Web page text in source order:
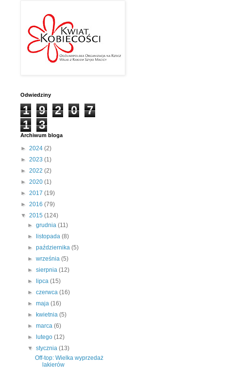
Odwiedziny
1 9 2 0
7
1
3
Archiwum bloga
► 2024 (2)
► 2023 (1)
► 2022 (2)
► 2020 (1)
► 2017 (19)
► 2016 (79)
▼ 2015 (124)
►grudnia(11)
►
listopada(8)
►października(5)
►września(5)
►sierpnia(12)
►
lipca(15)
►czerwca(16)
►maja(16)
►
kwietnia(5)
►marca(6)
►
lutego(12)
▼stycznia(13)
Off-top: Wielka wyprzedaż
lakierów